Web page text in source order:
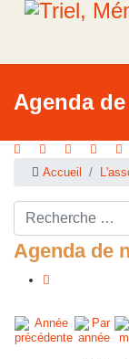
Agenda
Accueil
Rechercher ...
Agenda de